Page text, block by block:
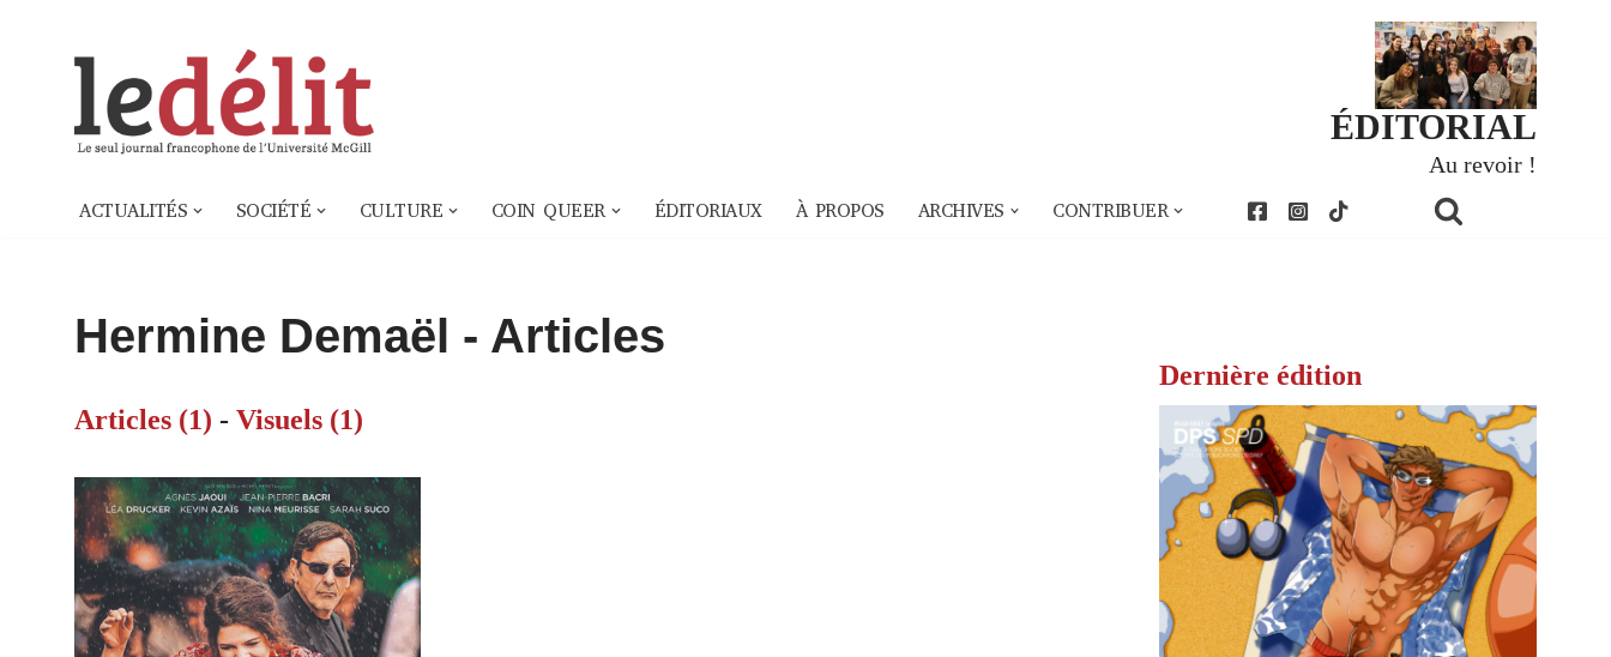
ÉDITORIAL
Au revoir !
ACTUALITÉS SOCIÉTÉ CULTURE COIN QUEER ÉDITORIAUX À PROPOS ARCHIVES CONTRIBUER
Hermine Demaël - Articles
Articles (1) - Visuels (1)
Dernière édition